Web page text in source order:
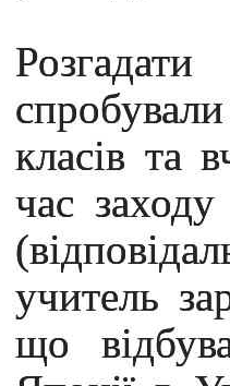
класів та
час
учитель
що